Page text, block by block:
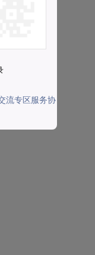
流专区服务协